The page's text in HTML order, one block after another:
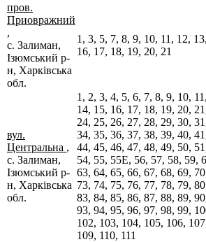
пров.
Приовражний
,
с. Залиман,
Ізюмський р-
н, Харківська
обл.
1, 3, 5, 7, 8, 9, 10, 11, 12,
16, 17, 18, 19, 20, 21
вул.
Центральна ,
с. Залиман,
Ізюмський р-
н, Харківська
обл.
1, 2, 3, 4, 5, 6, 7, 8, 9, 10,
14, 15, 16, 17, 18, 19, 20,
24, 25, 26, 27, 28, 29, 30,
34, 35, 36, 37, 38, 39, 40,
44, 45, 46, 47, 48, 49, 50,
54, 55, 55Е, 56, 57, 58, 59,
63, 64, 65, 66, 67, 68, 69,
73, 74, 75, 76, 77, 78, 79,
83, 84, 85, 86, 87, 88, 89,
93, 94, 95, 96, 97, 98, 99,
102, 103, 104, 105, 106,
109, 110, 111